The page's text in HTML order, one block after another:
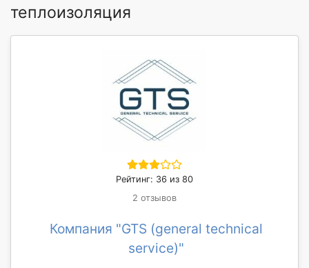
теплоизоляция
Рейтинг: 36 из 80
2 отзывов
Компания "GTS (general technical
service)"